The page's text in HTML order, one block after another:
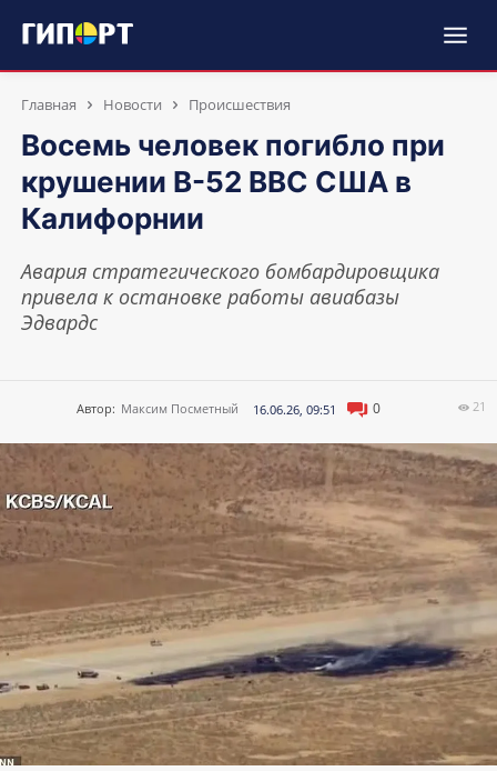
Главная Новости Происшествия
Восемь человек погибло при
крушении B-52 ВВС США в
Калифорнии
Авария стратегического бомбардировщика
привела к остановке работы авиабазы
Эдвардс
Автор: Максим Посметный 16.06.26, 09:51 0 21